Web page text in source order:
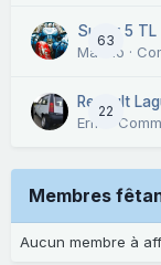
63
Super 5
Madao ·
22
Renault
Ermi
·
Membres
Aucun membre à